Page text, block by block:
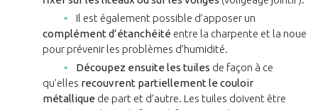
Il est également possible d’apposer un
complément d’étanchéité entre la charpente et la noue
pour prévenir les problèmes d’humidité.
Découpez ensuite les tuiles de façon à ce
qu’elles recouvrent partiellement le couloir
métallique de part et d’autre. Les tuiles doivent être